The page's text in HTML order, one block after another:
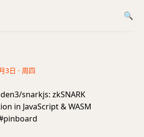
3日 · 周四
snarkjs: zkSNARK
in JavaScript & WASM